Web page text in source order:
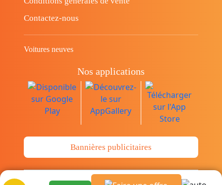
Contactez-nous
Voitures neuves
Nos applications
Bannières publicitaires